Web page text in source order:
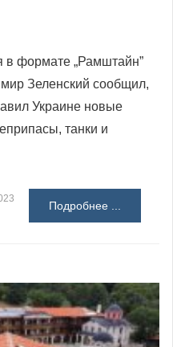
в формате „Рамштайн”
Зеленский сообщил,
Украине новые
танки и
Подробнее ...